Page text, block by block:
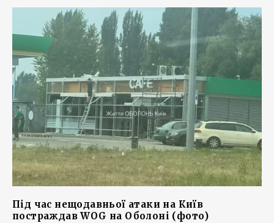
Під час нещодавньої атаки на Київ
постраждав WOG на Оболоні (фото)